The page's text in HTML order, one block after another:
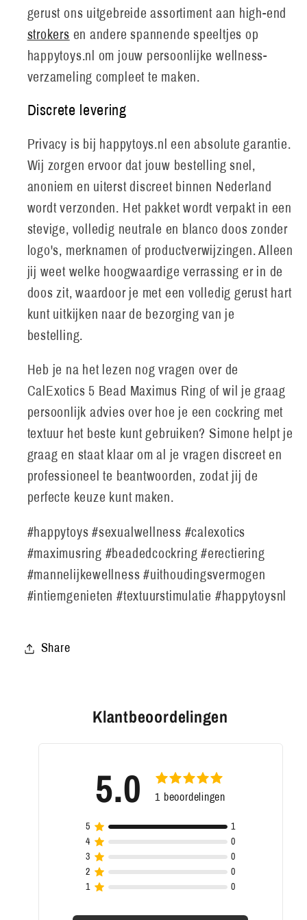
gerust ons uitgebreide assortiment aan high-end
strokers en andere spannende speeltjes op
happytoys.nl om jouw persoonlijke wellness-
verzameling compleet te maken.
Discrete levering
Privacy is bij happytoys.nl een absolute garantie.
Wij zorgen ervoor dat jouw bestelling snel,
anoniem en uiterst discreet binnen Nederland
wordt verzonden. Het pakket wordt verpakt in een
stevige, volledig neutrale en blanco doos zonder
logo's, merknamen of productverwijzingen. Alleen
jij weet welke hoogwaardige verrassing er in de
doos zit, waardoor je met een volledig gerust hart
kunt uitkijken naar de bezorging van je
bestelling.
Heb je na het lezen nog vragen over de
CalExotics 5 Bead Maximus Ring of wil je graag
persoonlijk advies over hoe je een cockring met
textuur het beste kunt gebruiken? Simone helpt je
graag en staat klaar om al je vragen discreet en
professioneel te beantwoorden, zodat jij de
perfecte keuze kunt maken.
#happytoys #sexualwellness #calexotics
#maximusring #beadedcockring #erectiering
#mannelijkewellness #uithoudingsvermogen
#intiemgenieten #textuurstimulatie #happytoysnl
Share
Klantbeoordelingen
5.0 1 beoordelingen